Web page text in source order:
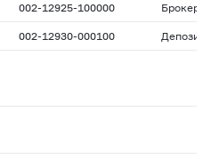
002-12925-100000
002-12930-000100